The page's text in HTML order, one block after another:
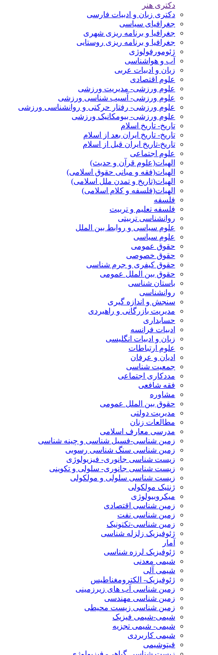
دکتری هنر
دکتری زبان و ادبیات فارسی
جغرافیای سیاسی
جغرافیا و برنامه ریزی شهری
جغرافیا و برنامه ریزی روستایی
ژئومورفولوژی
آب و هواشناسی
زبان و ادبیات عربی
علوم اقتصادی
علوم ورزشی- مدیریت ورزشی
علوم ورزشی- آسیب شناسی ورزشی
علوم ورزشی- رفتار حرکتی و روانشناسی ورزشی
علوم ورزشی- بیومکانیک ورزشی
تاریخ- تاریخ اسلام
تاریخ- تاریخ ایران بعد از اسلام
تاریخ-تاریخ ایران قبل از اسلام
علوم اجتماعی
الهیات(علوم قرآن و حدیث)
الهیات(فقه و مبانی حقوق اسلامی)
الهیات(تاریخ و تمدن ملل اسلامی)
الهیات(فلسفه و کلام اسلامی)
فلسفه
فلسفه تعلیم و تربیت
روانشناسی تربیتی
علوم سیاسی و روابط بین الملل
علوم سیاسی
حقوق عمومی
حقوق خصوصی
حقوق کیفری و جرم شناسی
حقوق بین الملل عمومی
باستان شناسی
روانشناسی
سنجش و اندازه گیری
مدیریت بازرگانی و راهبردی
حسابداری
ادبیات فرانسه
زبان و ادبیات انگلیسی
علوم ارتباطات
ادیان و عرفان
جمعیت شناسی
مددکاری اجتماعی
فقه شافعی
مشاوره
حقوق بین الملل عمومی
مدیریت دولتی
مطالعات زنان
مدرسی معارف اسلامی
زمین شناسی-فسیل شناسی و چینه شناسی
زمین شناسی سنگ شناسی رسوبی
زیست شناسی جانوری- فیزیولوژی
زیست شناسی جانوری- سلولی و تکوینی
زیست شناسی سلولی و مولکولی
ژنتیک مولکولی
میکروبیولوژی
زمین شناسی اقتصادی
زمین شناسی نفت
زمین شناسی-تکتونیک
ژئوفیزیک زلزله شناسی
آمار
ژئوفیزیک لرزه شناسی
شیمی معدنی
شیمی آلی
ژئوفیزیک- الکترومغناطیس
زمین شناسی آب های زیرزمینی
زمین شناسی مهندسی
زمین شناسی زیست محیطی
شیمی-شیمی فیزیک
شیمی- شیمی تجزیه
شیمی کاربردی
فیتوشیمی